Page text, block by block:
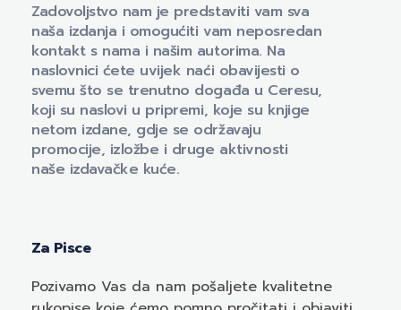
Zadovoljstvo nam je predstaviti vam sva
naša izdanja i omogućiti vam neposredan
kontakt s nama i našim autorima. Na
naslovnici ćete uvijek naći obavijesti o
svemu što se trenutno događa u Ceresu,
koji su naslovi u pripremi, koje su knjige
netom izdane, gdje se održavaju
promocije, izložbe i druge aktivnosti
naše izdavačke kuće.
Za Pisce
Pozivamo Vas da nam pošaljete kvalitetne